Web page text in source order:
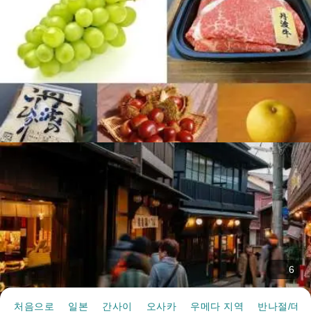
6
처음으로 일본 간사이 오사카 우메다 지역 반나절/데